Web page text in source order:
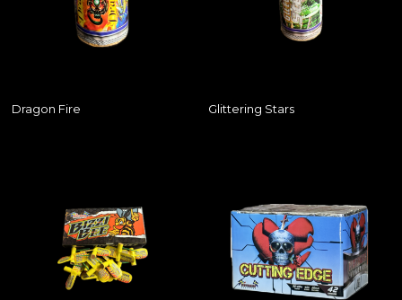
Dragon Fire Glittering Stars